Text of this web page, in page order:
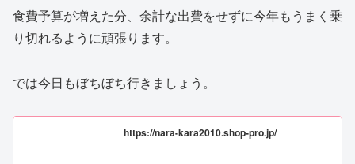
食費予算が増えた分、余計な出費をせずに今年もうまく乗
り切れるように頑張ります。
では今日もぼちぼち行きましょう。
https://nara-kara2010.shop-pro.jp/